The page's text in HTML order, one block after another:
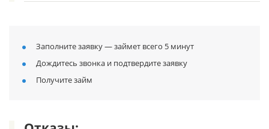
Заполните заявку — займет всего 5 минут
Дождитесь звонка и подтвердите заявку
Получите займ